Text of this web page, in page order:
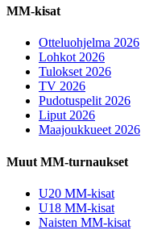
MM-kisat
Otteluohjelma 2026
Lohkot 2026
Tulokset 2026
TV 2026
Pudotuspelit 2026
Liput 2026
Maajoukkueet 2026
Muut MM-turnaukset
U20 MM-kisat
U18 MM-kisat
Naisten MM-kisat